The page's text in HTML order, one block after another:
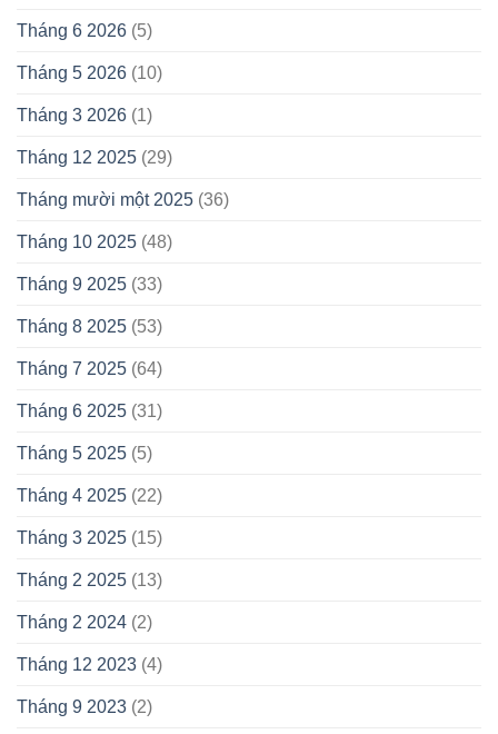
Tháng 6 2026 (5)
Tháng 5 2026 (10)
Tháng 3 2026 (1)
Tháng 12 2025 (29)
Tháng mười một 2025 (36)
Tháng 10 2025 (48)
Tháng 9 2025 (33)
Tháng 8 2025 (53)
Tháng 7 2025 (64)
Tháng 6 2025 (31)
Tháng 5 2025 (5)
Tháng 4 2025 (22)
Tháng 3 2025 (15)
Tháng 2 2025 (13)
Tháng 2 2024 (2)
Tháng 12 2023 (4)
Tháng 9 2023 (2)